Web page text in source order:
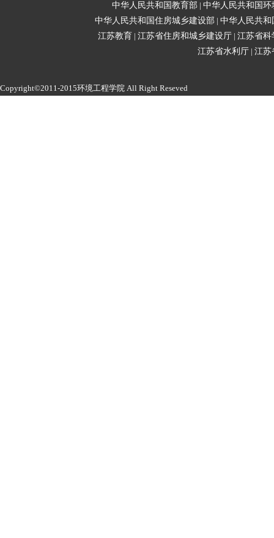
中华人民共和国教育部 | 中华人民共和国环
中华人民共和国住房城乡建设部 | 中华人民共和
江苏教育 | 江苏省住房和城乡建设厅 | 江苏省科
江苏省水利厅 | 江苏
Copyright©2011-2015环境工程学院 All Right Reseved